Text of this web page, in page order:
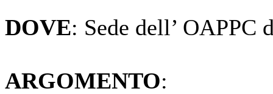
DOVE: Sede dell’ OAPPC
ARGOMENTO: